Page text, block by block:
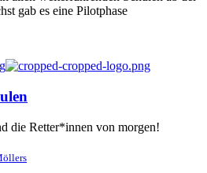
gab es eine Pilotphase
die Retter*innen von morgen!